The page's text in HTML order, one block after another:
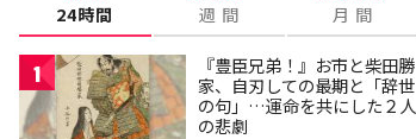
24時間 週 間 月 間
1
『豊臣兄弟！』お市と柴田勝
家、自刃しての最期と「辞世
の句」…運命を共にした２人
の悲劇